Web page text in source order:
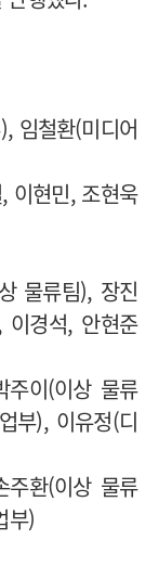
임철환(미디어
이현민, 조현욱
물류팀), 장진
경석, 안현준
이(이상 물류
부), 이유정(디
환(이상 물류
부)